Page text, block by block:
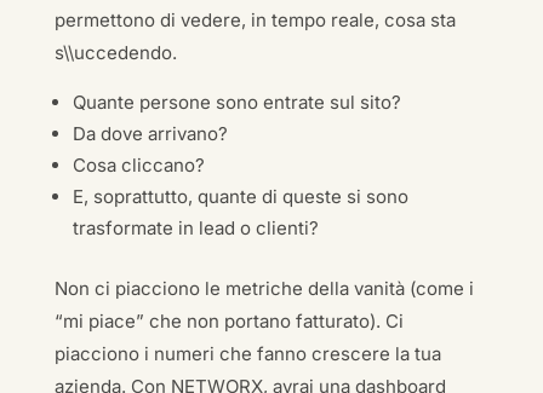
permettono di vedere, in tempo reale, cosa sta
s\\uccedendo.
Quante persone sono entrate sul sito?
Da dove arrivano?
Cosa cliccano?
E, soprattutto, quante di queste si sono
trasformate in lead o clienti?
Non ci piacciono le metriche della vanità (come i
“mi piace” che non portano fatturato). Ci
piacciono i numeri che fanno crescere la tua
azienda. Con NETWORX, avrai una dashboard